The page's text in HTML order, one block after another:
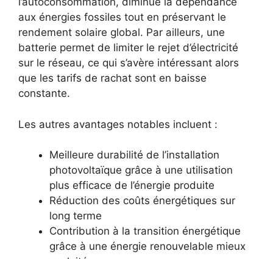
aux énergies fossiles tout en préservant le
rendement solaire global. Par ailleurs, une
batterie permet de limiter le rejet d’électricité
sur le réseau, ce qui s’avère intéressant alors
que les tarifs de rachat sont en baisse
constante.
Les autres avantages notables incluent :
Meilleure durabilité de l’installation
photovoltaïque grâce à une utilisation
plus efficace de l’énergie produite
Réduction des coûts énergétiques sur
long terme
Contribution à la transition énergétique
grâce à une énergie renouvelable mieux